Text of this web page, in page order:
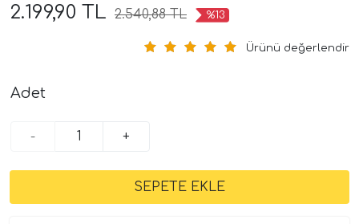
2.199,90 TL 2.540,88 TL %13
Ürünü değerlendir
Adet
- +